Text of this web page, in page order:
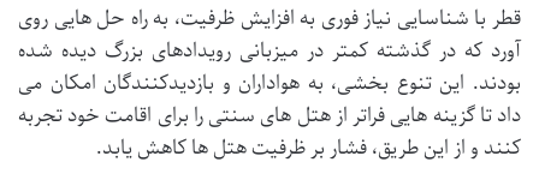
قطر با شناسایی نیاز فوری به افزایش ظرفیت، به راه حل هایی روی
آورد که در گذشته کمتر در میزبانی رویدادهای بزرگ دیده شده
بودند. این تنوع بخشی، به هواداران و بازدیدکنندگان امکان می
داد تا گزینه هایی فراتر از هتل های سنتی را برای اقامت خود تجربه
کنند و از این طریق، فشار بر ظرفیت هتل ها کاهش یابد.